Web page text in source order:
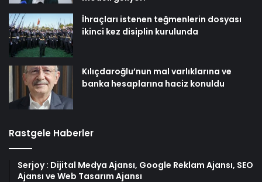
İhraçları istenen teğmenlerin dosyası
ikinci kez disiplin kurulunda
Kılıçdaroğlu’nun mal varlıklarına ve
banka hesaplarına haciz konuldu
Rastgele Haberler
Serjoy : Dijital Medya Ajansı, Google Reklam Ajansı, SEO
Ajansı ve Web Tasarım Ajansı